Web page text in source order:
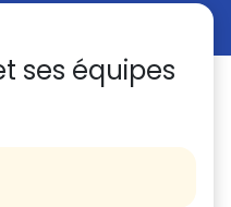
ses équipes